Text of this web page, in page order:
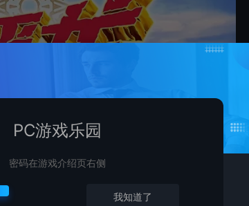
PC游戏乐园
密码在游戏介绍页右侧
我知道了